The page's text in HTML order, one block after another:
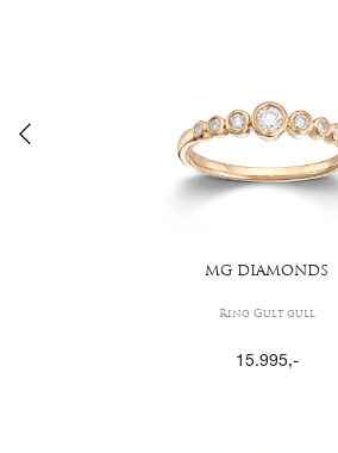
MG DIAMONDS
Ring Gult gull
15.995,-